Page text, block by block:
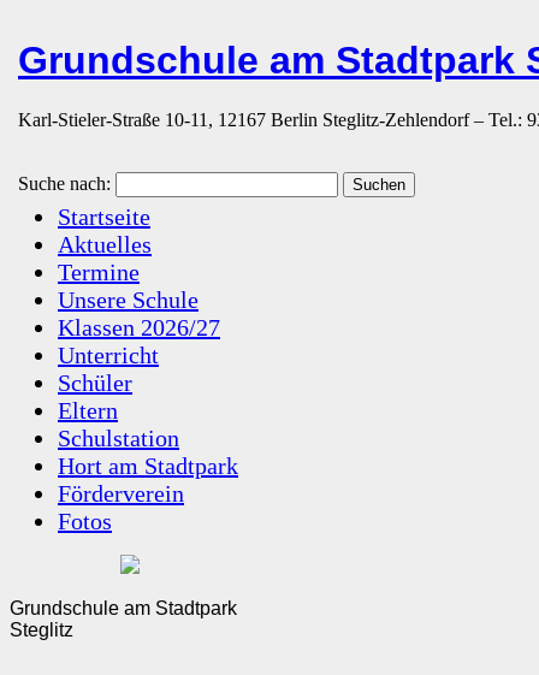
Grundschule am Stadtpark
Karl-Stieler-Straße 10-11, 12167 Berlin Steglitz-Zehlendorf – Tel.:
Suche nach:
Startseite
Aktuelles
Termine
Unsere Schule
Klassen 2026/27
Unterricht
Schüler
Eltern
Schulstation
Hort am Stadtpark
Förderverein
Fotos
Grundschule am Stadtpark
Steglitz